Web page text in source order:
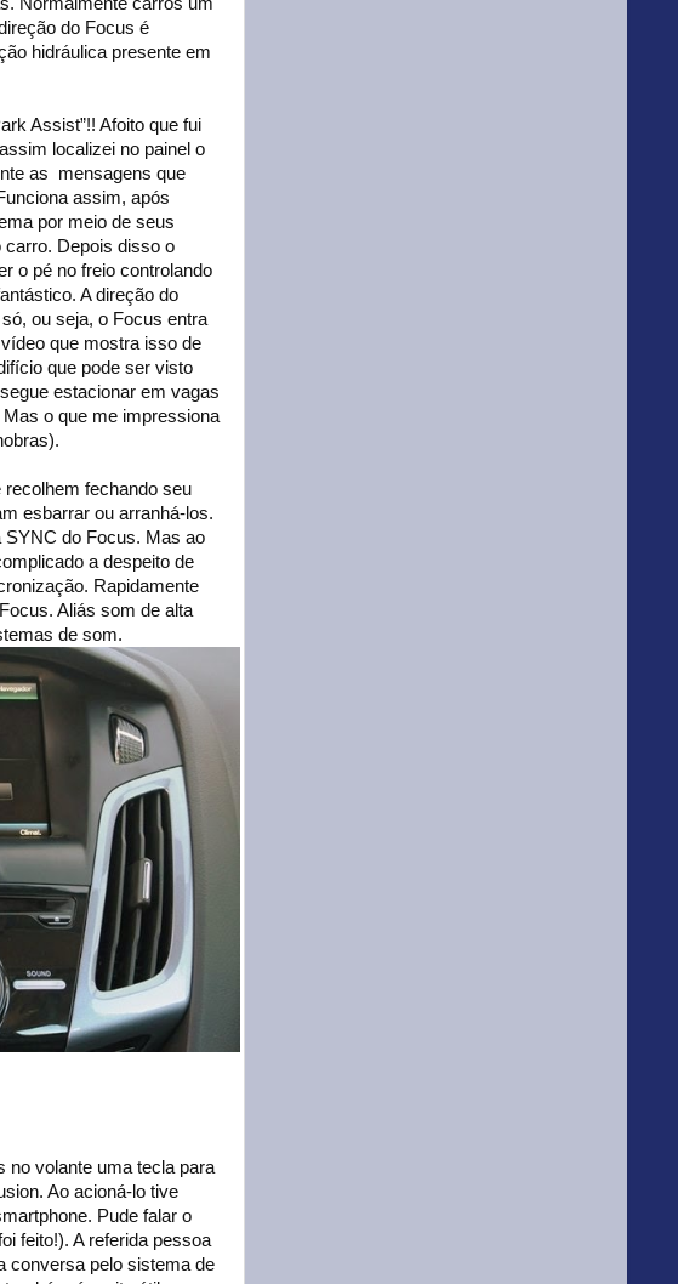
do Focus é
hidráulica presente em
Assist”!! Afoito que fui
localizei no painel o
as mensagens que
assim, após
por meio de seus
Depois disso o
o pé no freio controlando
A direção do
ou seja, o Focus entra
que mostra isso de
que pode ser visto
estacionar em vagas
o que me impressiona
fechando seu
esbarrar ou arranhá-los.
do Focus. Mas ao
a despeito de
Rapidamente
Aliás som de alta
de som.
no volante uma tecla para
Ao acioná-lo tive
Pude falar o
feito!). A referida pessoa
conversa pelo sistema de